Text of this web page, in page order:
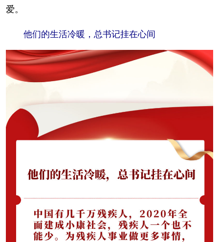
山东 河南 湖北
广东 广西 海南 重庆
四川 贵州
甘肃 青海
新疆 内蒙古
English Español Français عربى
Русский язык 日本語 한국어
Deutsch Português
爱。
他们的生活冷暖，总书记挂在心间